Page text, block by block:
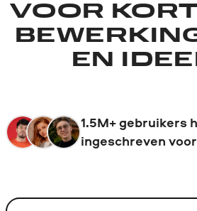
VOOR
EN
1.5M+ gebruikers
ingeschreven